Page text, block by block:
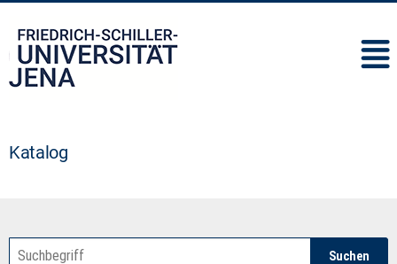
Katalog
Suchen